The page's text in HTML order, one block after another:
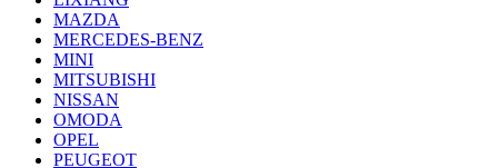
MAZDA
MERCEDES-BENZ
MINI
MITSUBISHI
NISSAN
OMODA
OPEL
PEUGEOT